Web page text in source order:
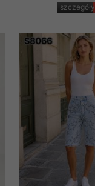
szczegóły